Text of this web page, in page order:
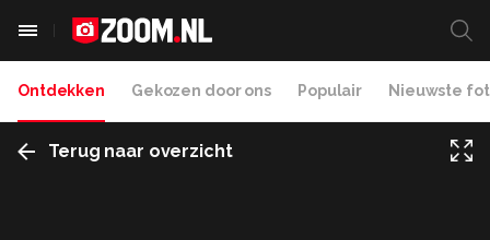
Ontdekken Gekozen door ons Populair Nieuwste
Terug naar overzicht